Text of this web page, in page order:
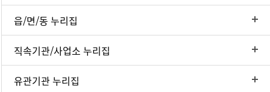
읍/면/동 누리집
직속기관/사업소 누리집
유관기관 누리집